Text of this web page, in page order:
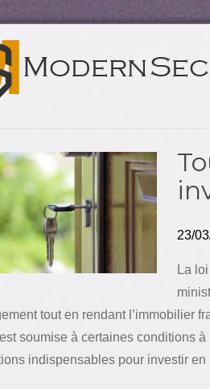
23/
La
tout en rendant l’immobilier
soumise à certaines conditions
indispensables pour investir